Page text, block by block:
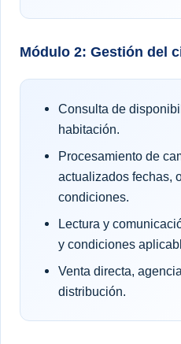
Módulo 2: Gestión del
Consulta de
habitación.
Procesamiento de
actualizados fechas,
condiciones.
Lectura y
y condiciones
Venta directa,
distribución.